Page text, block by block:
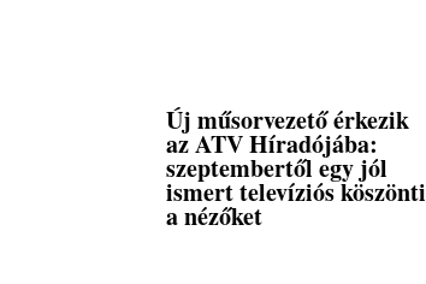
Új műsorvezető érkezik
az ATV Híradójába:
szeptembertől egy jól
ismert televíziós köszönti
a nézőket